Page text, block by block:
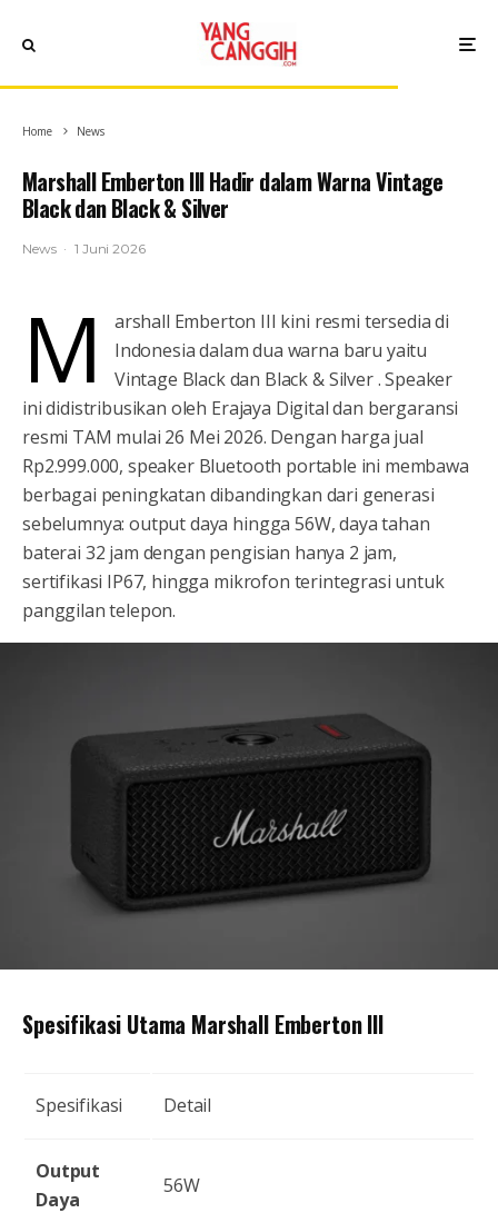
Home News
Marshall Emberton III Hadir dalam Warna Vintage
Black dan Black & Silver
News · 1 Juni 2026
M
arshall Emberton III kini resmi tersedia di
Indonesia dalam dua warna baru yaitu
Vintage Black dan Black & Silver . Speaker
ini didistribusikan oleh Erajaya Digital dan bergaransi
resmi TAM mulai 26 Mei 2026. Dengan harga jual
Rp2.999.000, speaker Bluetooth portable ini membawa
berbagai peningkatan dibandingkan dari generasi
sebelumnya: output daya hingga 56W, daya tahan
baterai 32 jam dengan pengisian hanya 2 jam,
sertifikasi IP67, hingga mikrofon terintegrasi untuk
panggilan telepon.
Spesifikasi Utama Marshall Emberton III
Spesifikasi Detail
Output
Daya
56W